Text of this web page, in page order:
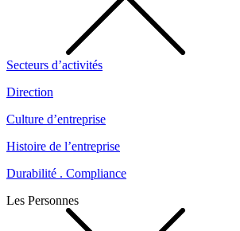
Secteurs d’activités
Direction
Culture d’entreprise
Histoire de l’entreprise
Durabilité . Compliance
Les Personnes